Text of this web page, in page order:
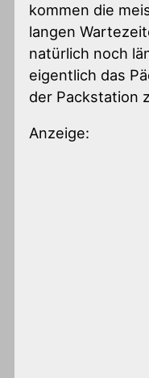
kommen die
langen
natürlich noch
eigentlich das
der Packstation
Anzeige: